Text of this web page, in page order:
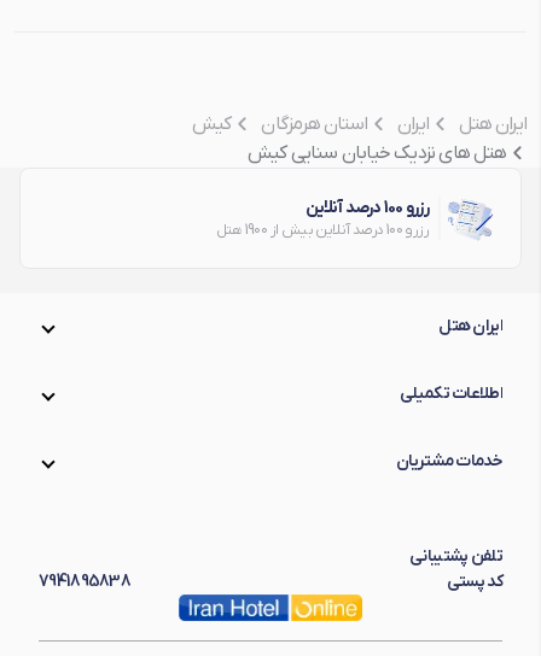
ایران هتل ایران استان هرمزگان
کیش
هتل های نزدیک خیابان سنایی کیش
رزرو 100 درصد آنلاین
رزرو 100 درصد آنلاین بیش از 1900 هتل
ایران هتل
اطلاعات تکمیلی
خدمات مشتریان
تلفن پشتیبانی
کد پستی
7941895838